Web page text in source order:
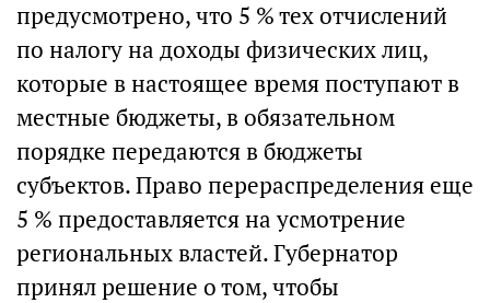
предусмотрено, что 5 % тех отчислений
по налогу на доходы физических лиц,
которые в настоящее время поступают в
местные бюджеты, в обязательном
порядке передаются в бюджеты
субъектов. Право перераспределения еще
5 % предоставляется на усмотрение
региональных властей. Губернатор
принял решение о том, чтобы